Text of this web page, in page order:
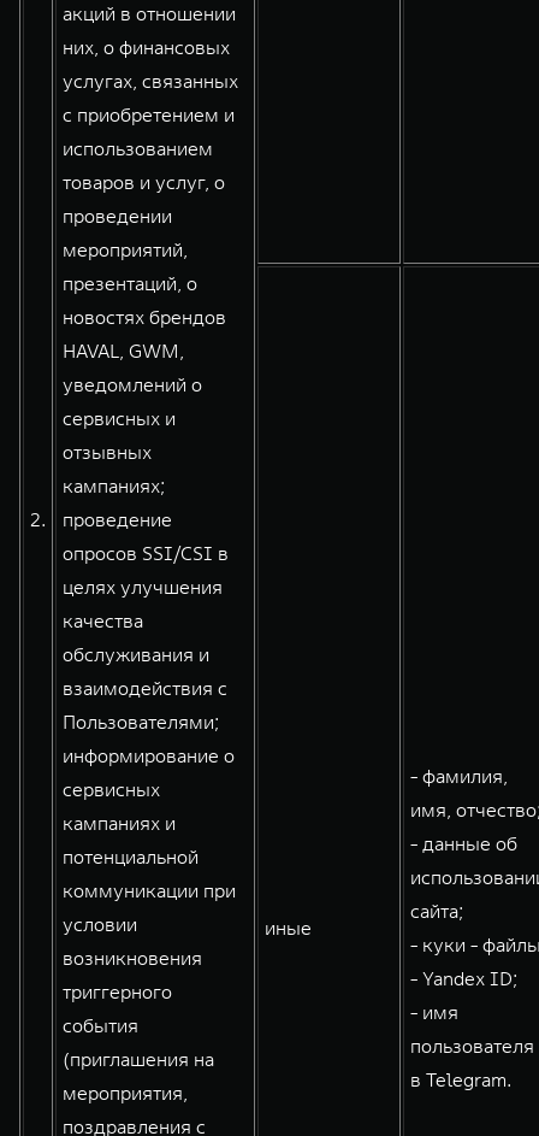
2.
акций в отношении
них, о финансовых
услугах, связанных
с приобретением и
использованием
товаров и услуг, о
проведении
мероприятий,
презентаций, о
новостях брендов
HAVAL, GWM,
уведомлений о
сервисных и
отзывных
кампаниях;
проведение
опросов SSI/CSI в
целях улучшения
качества
обслуживания и
взаимодействия с
Пользователями;
информирование о
сервисных
кампаниях и
потенциальной
коммуникации при
условии
возникновения
триггерного
события
(приглашения на
мероприятия,
поздравления с
иные
- фамилия,
имя,
- данные об
сайта;
- куки -
- Yandex ID;
- имя
пользователя
в Telegram.